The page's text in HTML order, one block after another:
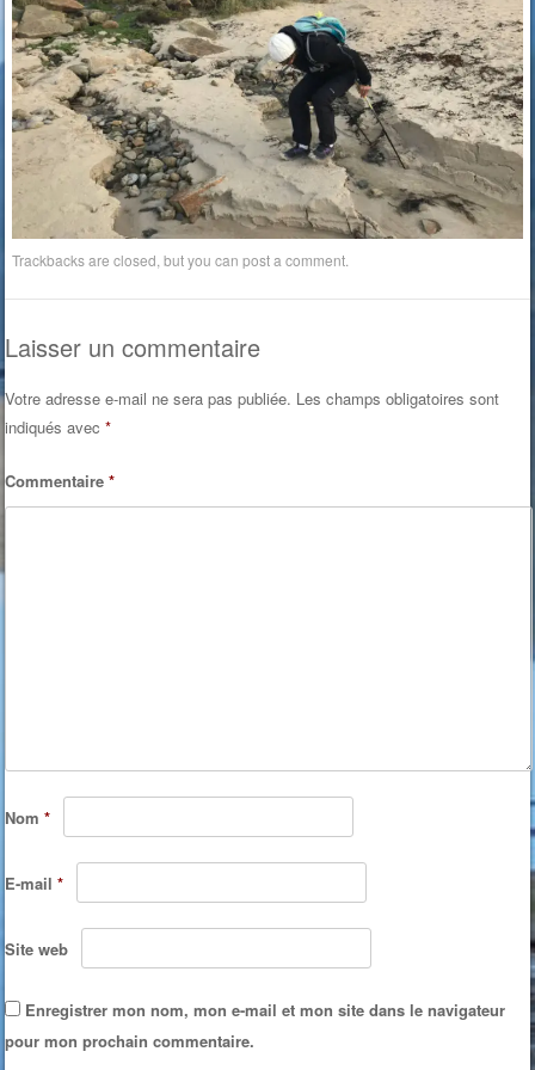
Trackbacks are closed, but you canpost a comment
Laisser un commentaire
Votre adresse e-mail ne sera pas publiée. Les champs obligatoires sont
indiqués avec*
Commentaire*
Nom*
E-mail*
Site web
Enregistrer mon nom, mon e-mail et mon site dans le navigateur
pour mon prochain commentaire.